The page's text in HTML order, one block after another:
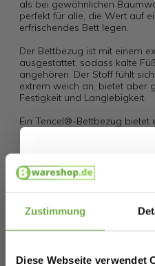
Zustimmung
Diese Webseite verwendet
als bei gewöhnlichen
perfekt für alle, die Wert auf
erfrischendes Bett legen.
Der Bettbezug ist mit einem
ausgestattet, sodass kalte
angehören. Der Stoff fühlt
extrem weich an, bietet aber
Festigkeit und Langlebigkeit.
Ein Tencel®-Bettbezug bietet
Luxus, Komfort und
Spezifikationen
Artikelnummer
EAN
SKU
Melde dich an